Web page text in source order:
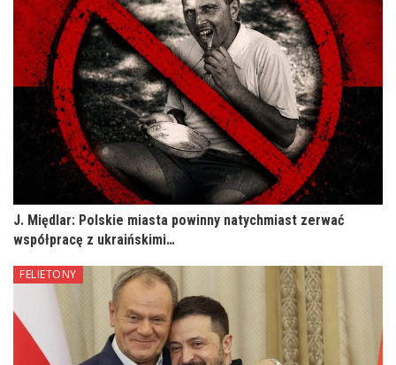
J. Międlar: Polskie miasta powinny natychmiast zerwać
współpracę z ukraińskimi…
FELIETONY